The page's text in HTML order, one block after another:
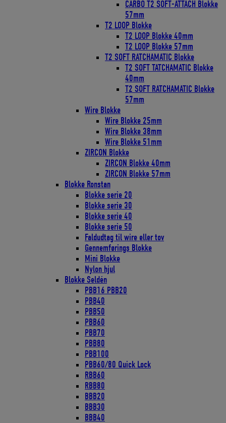
CARBO T2 SOFT-ATTACH Blokke
57mm
T2 LOOP Blokke
T2 LOOP Blokke 40mm
T2 LOOP Blokke 57mm
T2 SOFT RATCHAMATIC Blokke
T2 SOFT TATCHAMATIC Blokke
40mm
T2 SOFT RATCHAMATIC Blokke
57mm
Wire Blokke
Wire Blokke 25mm
Wire Blokke 38mm
Wire Blokke 51mm
ZIRCON Blokke
ZIRCON Blokke 40mm
ZIRCON Blokke 57mm
Blokke Ronstan
Blokke serie 20
Blokke serie 30
Blokke serie 40
Blokke serie 50
Faldudtag til wire eller tov
Gennemførings Blokke
Mini Blokke
Nylon hjul
Blokke Seldén
PBB16 PBB20
PBB40
PBB50
PBB60
PBB70
PBB80
PBB100
PBB60/80 Quick Lock
RBB60
RBB80
BBB20
BBB30
BBB40